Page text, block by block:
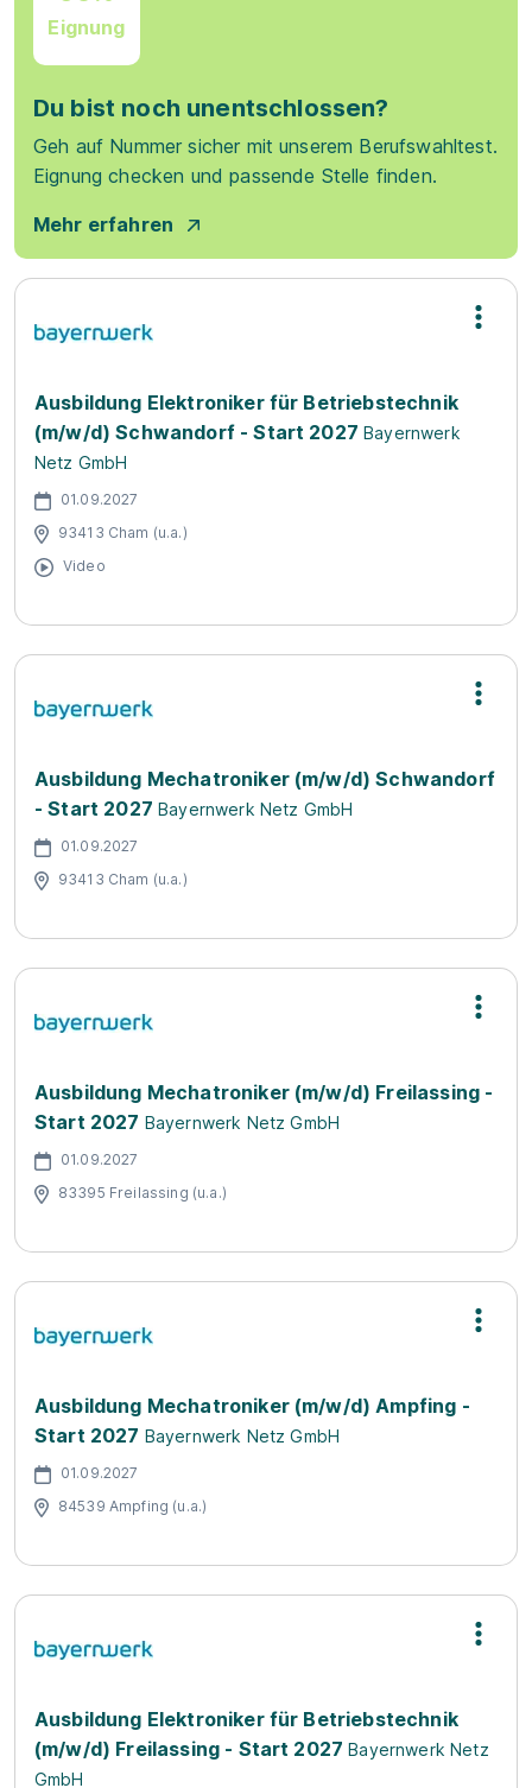
Eignung
Du bist noch unentschlossen?
Geh auf Nummer sicher mit unserem Berufswahltest.
Eignung checken und passende Stelle finden.
Mehr erfahren
Ausbildung Elektroniker für Betriebstechnik
(m/w/d) Schwandorf - Start 2027 Bayernwerk
Netz GmbH
01.09.2027
93413 Cham (u.a.)
Video
Ausbildung Mechatroniker (m/w/d) Schwandorf
- Start 2027 Bayernwerk Netz GmbH
01.09.2027
93413 Cham (u.a.)
Ausbildung Mechatroniker (m/w/d) Freilassing -
Start 2027 Bayernwerk Netz GmbH
01.09.2027
83395 Freilassing (u.a.)
Ausbildung Mechatroniker (m/w/d) Ampfing -
Start 2027 Bayernwerk Netz GmbH
01.09.2027
84539 Ampfing (u.a.)
Ausbildung Elektroniker für Betriebstechnik
(m/w/d) Freilassing - Start 2027 Bayernwerk Netz
GmbH